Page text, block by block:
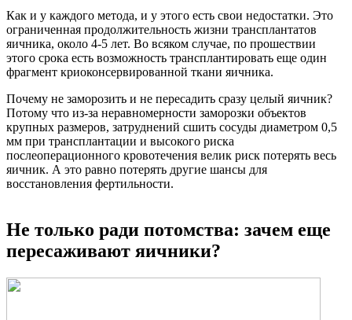
Как и у каждого метода, и у этого есть свои недостатки. Это
ограниченная продолжительность жизни трансплантатов
яичника, около 4-5 лет. Во всяком случае, по прошествии
этого срока есть возможность трансплантировать еще один
фрагмент криоконсервированной ткани яичника.
Почему не заморозить и не пересадить сразу целый яичник?
Потому что из-за неравномерности заморозки объектов
крупных размеров, затруднений сшить сосуды диаметром 0,5
мм при трансплантации и высокого риска
послеоперационного кровотечения велик риск потерять весь
яичник. А это равно потерять другие шансы для
восстановления фертильности.
Не только ради потомства: зачем еще
пересаживают яичники?